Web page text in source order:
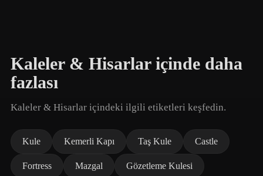
Kaleler & Hisarlar içinde daha
fazlası
Kaleler & Hisarlar içindeki ilgili etiketleri keşfedin.
Kule Kemerli Kapı Taş Kule Castle
Fortress Mazgal Gözetleme Kulesi